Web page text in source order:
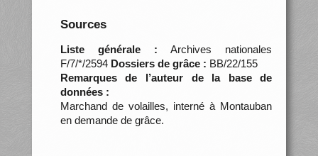
Sources
Liste générale : Archives nationales
F/7/*/2594 Dossiers de grâce : BB/22/155
Remarques de l’auteur de la base de
données :
Marchand de volailles, interné à Montauban
en demande de grâce.